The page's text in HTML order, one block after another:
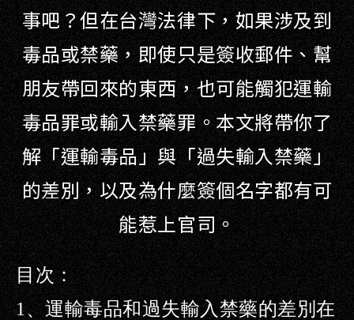
事吧？但在台灣法律下，如果涉及到
毒品或禁藥，即使只是簽收郵件、幫
朋友帶回來的東西，也可能觸犯運輸
毒品罪或輸入禁藥罪。本文將帶你了
解「運輸毒品」與「過失輸入禁藥」
的差別，以及為什麼簽個名字都有可
能惹上官司。
目次：
1、運輸毒品和過失輸入禁藥的差別在